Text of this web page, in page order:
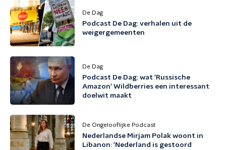
De Dag
Podcast De Dag: verhalen uit de
weigergemeenten
De Dag
Podcast De Dag: wat 'Russische
Amazon' Wildberries een interessant
doelwit maakt
De Ongelooflijke Podcast
Nederlandse Mirjam Polak woont in
Libanon: 'Nederland is gestoord